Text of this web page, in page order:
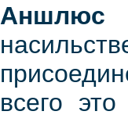
Аншлюс
всего